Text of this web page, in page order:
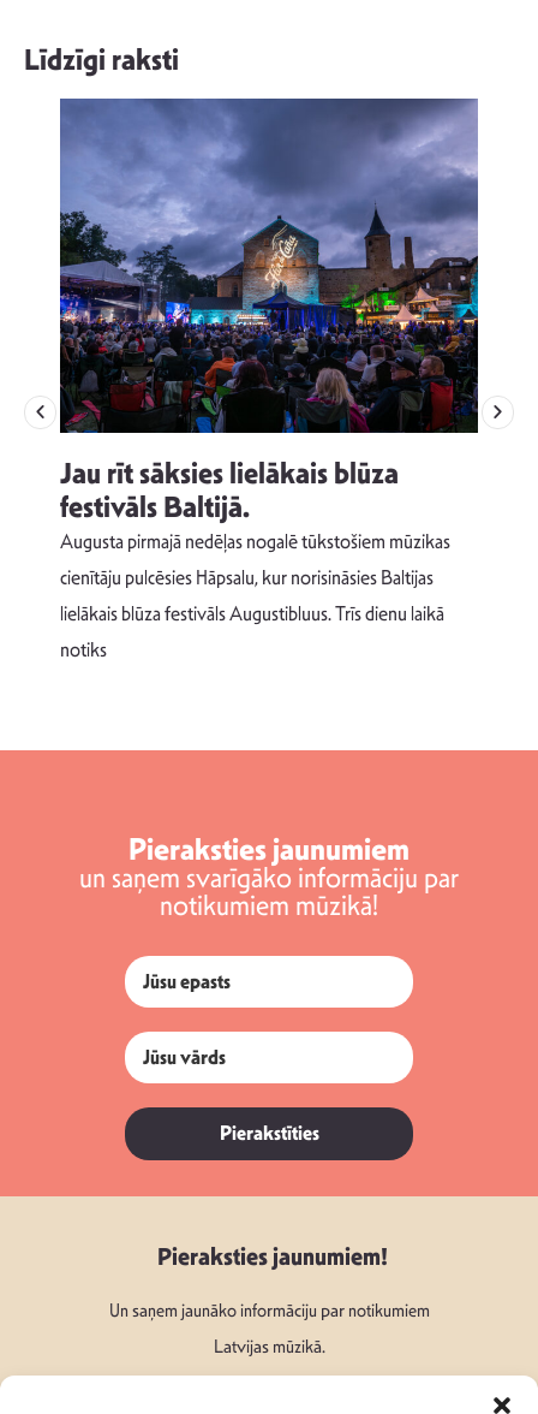
Līdzīgi raksti
Jau rīt sāksies lielākais blūza
festivāls Baltijā.
Augusta pirmajā nedēļas nogalē tūkstošiem mūzikas
cienītāju pulcēsies Hāpsalu, kur norisināsies Baltijas
lielākais blūza festivāls Augustibluus. Trīs dienu laikā
notiks
Pieraksties jaunumiem
un saņem svarīgāko informāciju par
notikumiem mūzikā!
Pierakstīties
Pieraksties jaunumiem!
Un saņem jaunāko informāciju par notikumiem
Latvijas mūzikā.